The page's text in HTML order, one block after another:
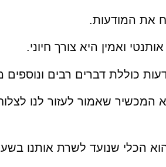
את המודעות.
ואמין היא צורך חיוני.
כוללת דברים רבים ונוספים
המכשיר שאמור לעזור לנו
הכלי שנועד לשרת אותנו